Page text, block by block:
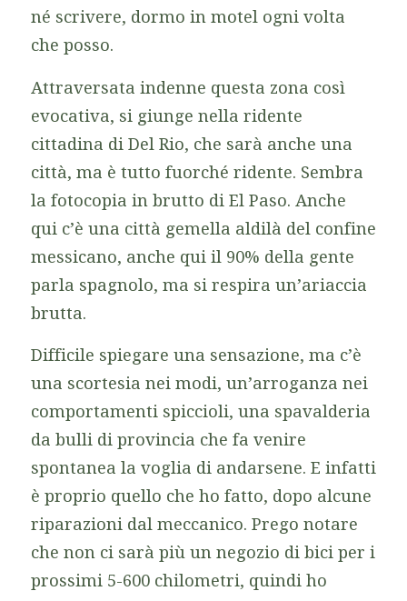
né scrivere, dormo in motel ogni volta
che posso.
Attraversata indenne questa zona così
evocativa, si giunge nella ridente
cittadina di Del Rio, che sarà anche una
città, ma è tutto fuorché ridente. Sembra
la fotocopia in brutto di El Paso. Anche
qui c’è una città gemella aldilà del confine
messicano, anche qui il 90% della gente
parla spagnolo, ma si respira un’ariaccia
brutta.
Difficile spiegare una sensazione, ma c’è
una scortesia nei modi, un’arroganza nei
comportamenti spiccioli, una spavalderia
da bulli di provincia che fa venire
spontanea la voglia di andarsene. E infatti
è proprio quello che ho fatto, dopo alcune
riparazioni dal meccanico. Prego notare
che non ci sarà più un negozio di bici per i
prossimi 5-600 chilometri, quindi ho